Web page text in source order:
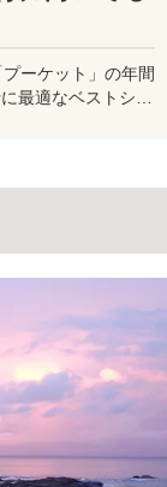
ーケット」の年間
最適なベストシー
あり、ゴールデン
ていない。